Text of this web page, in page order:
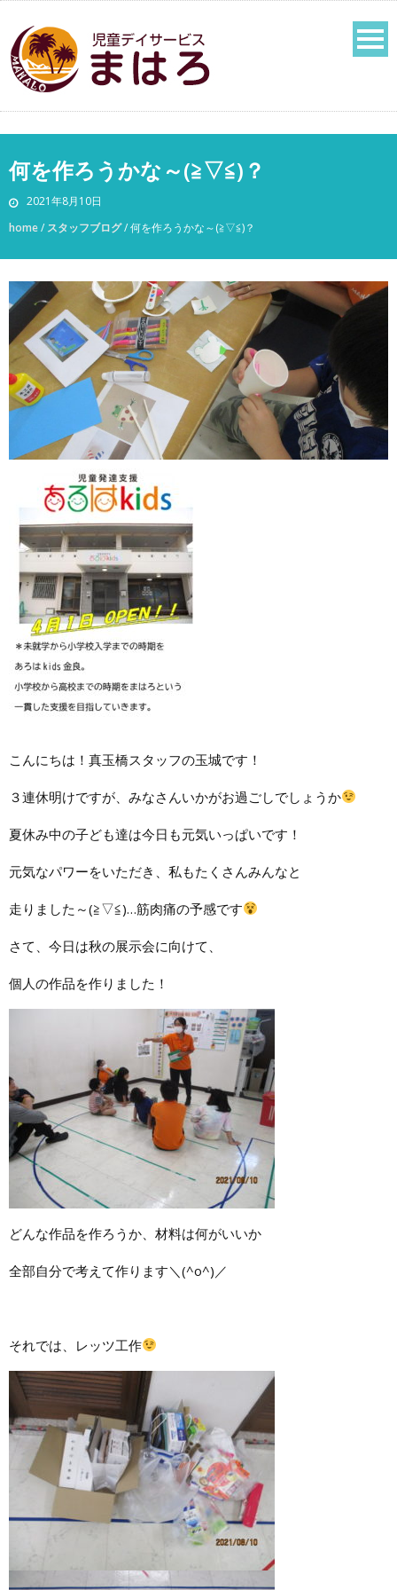
何を作ろうかな～(≧▽≦)？
2021年8月10日
home/ スタッフブログ/何を作ろうかな～(≧▽≦)？
こんにちは！真玉橋スタッフの玉城です！
３連休明けですが、みなさんいかがお過ごしでしょうか
夏休み中の子ども達は今日も元気いっぱいです！
元気なパワーをいただき、私もたくさんみんなと
走りました～(≧▽≦)…筋肉痛の予感です
さて、今日は秋の展示会に向けて、
個人の作品を作りました！
どんな作品を作ろうか、材料は何がいいか
全部自分で考えて作ります＼(^o^)／
それでは、レッツ工作